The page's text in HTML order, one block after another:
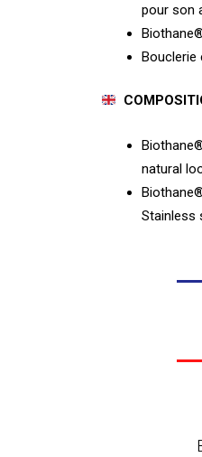
pour son
Bouclerie
natural
Stainless